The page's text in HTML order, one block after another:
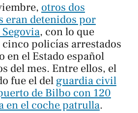
otros dos
eran detenidos por
, con lo que
policías arrestados
en el Estado español
del mes. Entre ellos, el
fue el del guardia civil
de Bilbo con 120
en el coche patrulla.